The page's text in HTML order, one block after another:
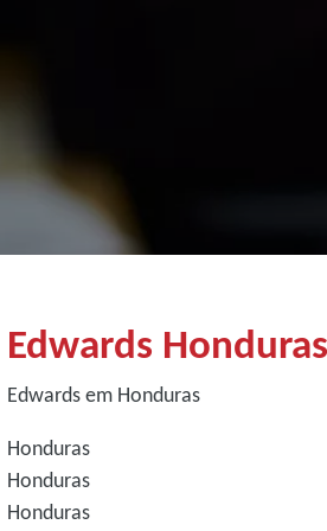
Edwards Honduras
Edwards em Honduras
Honduras
Honduras
Honduras